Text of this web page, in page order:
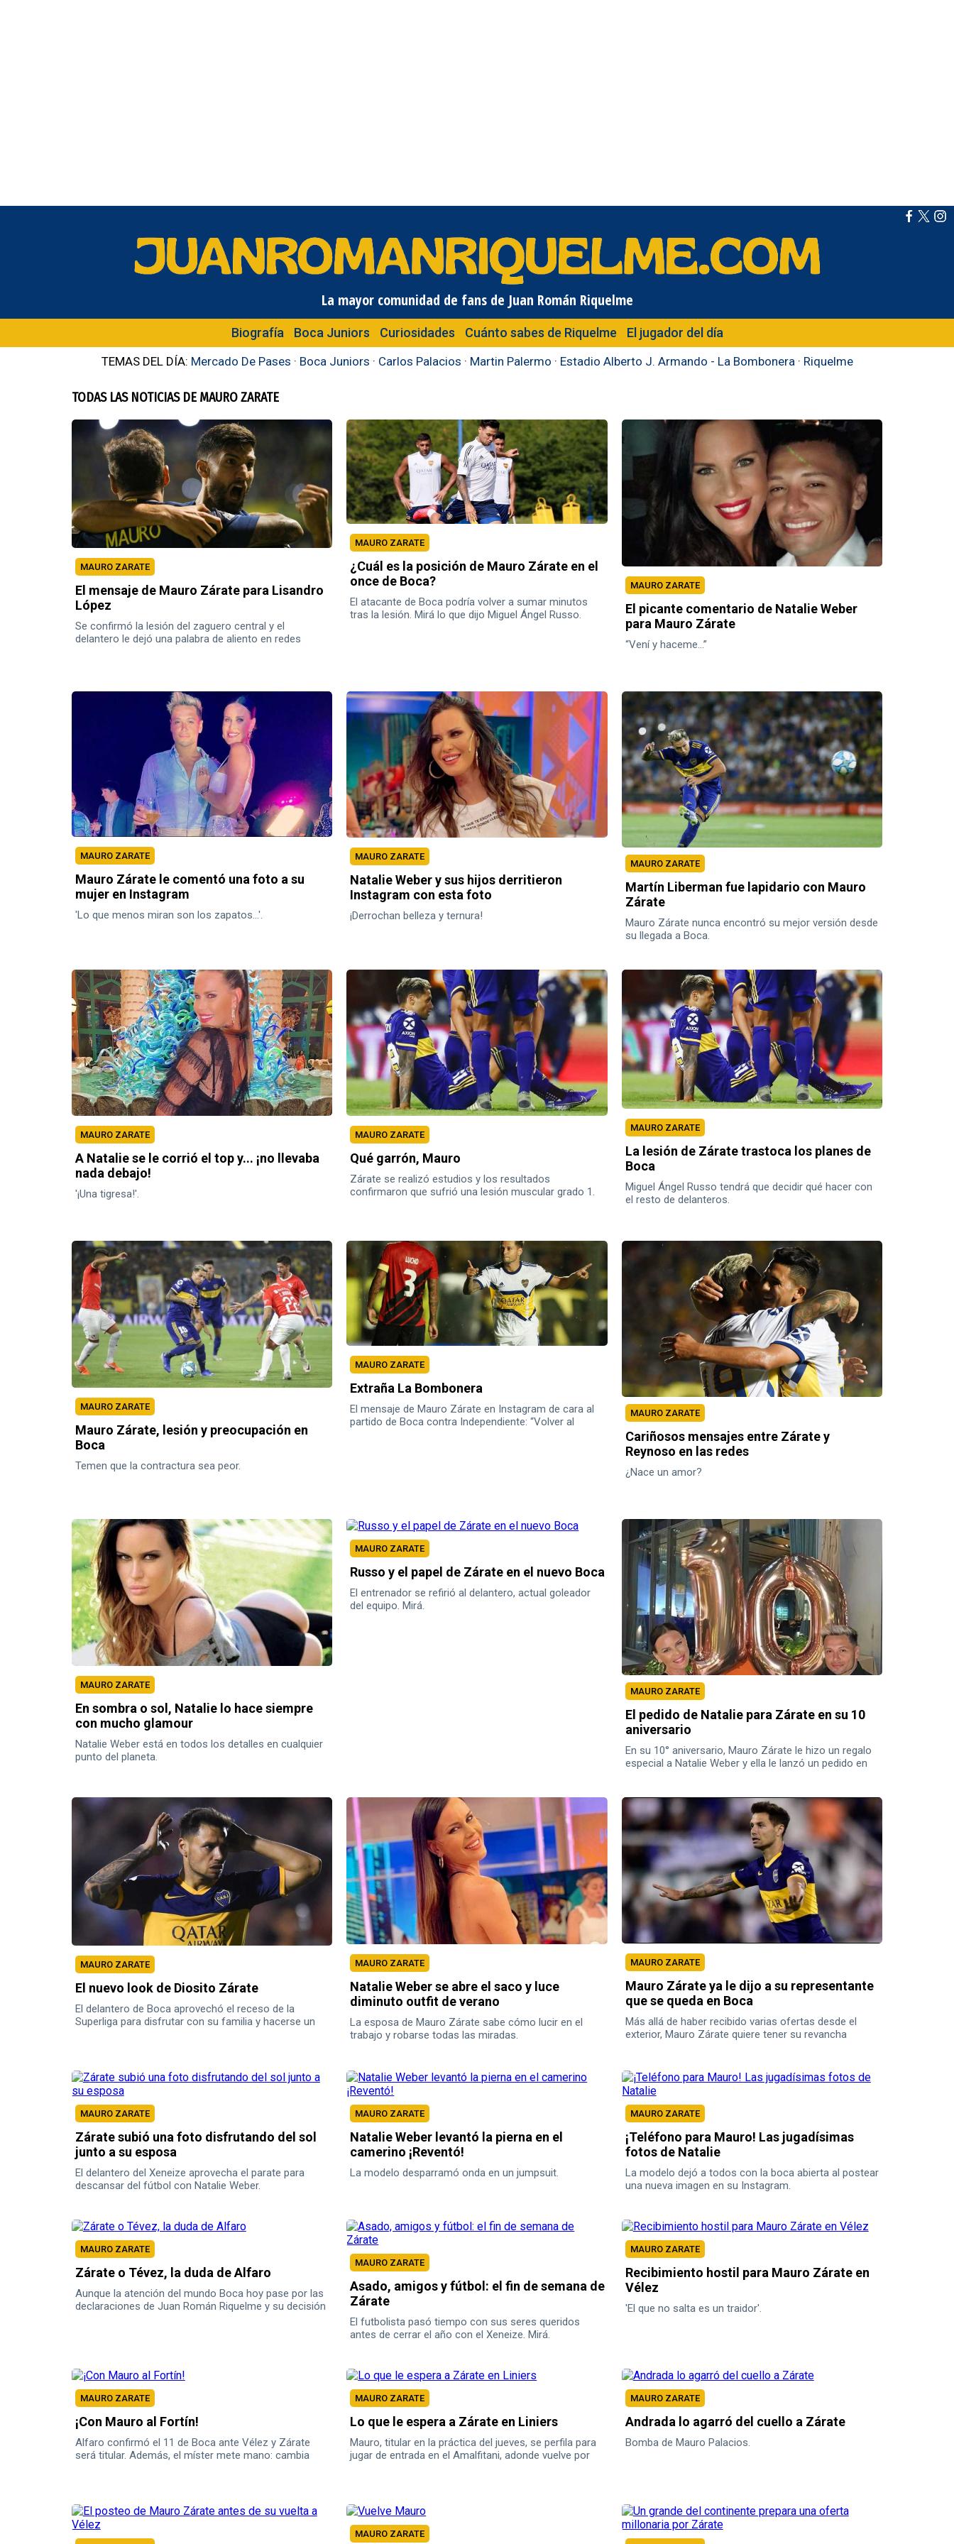
La mayor comunidad de fans de Juan Román Riquelme
Biografía Boca Juniors Curiosidades Cuánto sabes de Riquelme El jugador del día
TEMAS DEL DÍA: Mercado De Pases · Boca Juniors · Carlos Palacios · Martin Palermo · Estadio Alberto J. Armando - La Bombonera · Riquelme
TODAS LAS NOTICIAS DE MAURO ZARATE
MAURO ZARATE
El mensaje de Mauro Zárate para Lisandro
López
Se confirmó la lesión del zaguero central y el
delantero le dejó una palabra de aliento en redes
MAURO ZARATE
¿Cuál es la posición de Mauro Zárate en el
once de Boca?
El atacante de Boca podría volver a sumar minutos
tras la lesión. Mirá lo que dijo Miguel Ángel Russo.
MAURO ZARATE
El picante comentario de Natalie Weber
para Mauro Zárate
“Vení y haceme…”
MAURO ZARATE
Mauro Zárate le comentó una foto a su
mujer en Instagram
'Lo que menos miran son los zapatos...'.
MAURO ZARATE
Natalie Weber y sus hijos derritieron
Instagram con esta foto
¡Derrochan belleza y ternura!
MAURO ZARATE
Martín Liberman fue lapidario con Mauro
Zárate
Mauro Zárate nunca encontró su mejor versión desde
su llegada a Boca.
MAURO ZARATE
A Natalie se le corrió el top y... ¡no llevaba
nada debajo!
'¡Una tigresa!'.
MAURO ZARATE
Qué garrón, Mauro
Zárate se realizó estudios y los resultados
confirmaron que sufrió una lesión muscular grado 1.
MAURO ZARATE
La lesión de Zárate trastoca los planes de
Boca
Miguel Ángel Russo tendrá que decidir qué hacer con
el resto de delanteros.
MAURO ZARATE
Mauro Zárate, lesión y preocupación en
Boca
Temen que la contractura sea peor.
MAURO ZARATE
Extraña La Bombonera
El mensaje de Mauro Zárate en Instagram de cara al
partido de Boca contra Independiente: “Volver al
MAURO ZARATE
Cariñosos mensajes entre Zárate y
Reynoso en las redes
¿Nace un amor?
MAURO ZARATE
En sombra o sol, Natalie lo hace siempre
con mucho glamour
Natalie Weber está en todos los detalles en cualquier
punto del planeta.
MAURO ZARATE
Russo y el papel de Zárate en el nuevo Boca
El entrenador se refirió al delantero, actual goleador
del equipo. Mirá.
MAURO ZARATE
El pedido de Natalie para Zárate en su 10
aniversario
En su 10° aniversario, Mauro Zárate le hizo un regalo
especial a Natalie Weber y ella le lanzó un pedido en
MAURO ZARATE
El nuevo look de Diosito Zárate
El delantero de Boca aprovechó el receso de la
Superliga para disfrutar con su familia y hacerse un
MAURO ZARATE
Natalie Weber se abre el saco y luce
diminuto outfit de verano
La esposa de Mauro Zárate sabe cómo lucir en el
trabajo y robarse todas las miradas.
MAURO ZARATE
Mauro Zárate ya le dijo a su representante
que se queda en Boca
Más allá de haber recibido varias ofertas desde el
exterior, Mauro Zárate quiere tener su revancha
MAURO ZARATE
Zárate subió una foto disfrutando del sol
junto a su esposa
El delantero del Xeneize aprovecha el parate para
descansar del fútbol con Natalie Weber.
MAURO ZARATE
Natalie Weber levantó la pierna en el
camerino ¡Reventó!
La modelo desparramó onda en un jumpsuit.
MAURO ZARATE
¡Teléfono para Mauro! Las jugadísimas
fotos de Natalie
La modelo dejó a todos con la boca abierta al postear
una nueva imagen en su Instagram.
MAURO ZARATE
Zárate o Tévez, la duda de Alfaro
Aunque la atención del mundo Boca hoy pase por las
declaraciones de Juan Román Riquelme y su decisión
MAURO ZARATE
Asado, amigos y fútbol: el fin de semana de
Zárate
El futbolista pasó tiempo con sus seres queridos
antes de cerrar el año con el Xeneize. Mirá.
MAURO ZARATE
Recibimiento hostil para Mauro Zárate en
Vélez
'El que no salta es un traidor'.
MAURO ZARATE
¡Con Mauro al Fortín!
Alfaro confirmó el 11 de Boca ante Vélez y Zárate
será titular. Además, el míster mete mano: cambia
MAURO ZARATE
Lo que le espera a Zárate en Liniers
Mauro, titular en la práctica del jueves, se perfila para
jugar de entrada en el Amalfitani, adonde vuelve por
MAURO ZARATE
Andrada lo agarró del cuello a Zárate
Bomba de Mauro Palacios.
MAURO ZARATE